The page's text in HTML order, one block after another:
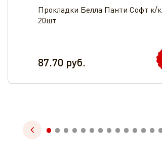
Прокладки Белла Панти Софт к/к
20шт
87.70 руб.